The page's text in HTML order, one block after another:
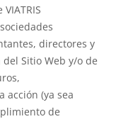
directores y
Sitio Web y/o de
acción (ya sea
de